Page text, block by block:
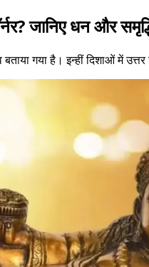
जानिए धन और
गया है। इन्हीं दिशाओं में